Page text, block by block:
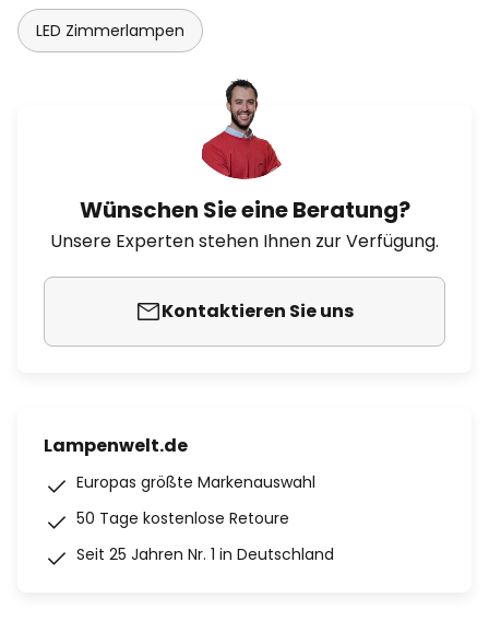
LED Zimmerlampen
Wünschen Sie eine Beratung?
Unsere Experten stehen Ihnen zur Verfügung.
Kontaktieren Sie uns
Lampenwelt.de
Europas größte Markenauswahl
50 Tage kostenlose Retoure
Seit 25 Jahren Nr. 1 in Deutschland